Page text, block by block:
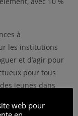
à
les institutions
et d’agir pour
pour tous
jeunes dans
académique
web pour